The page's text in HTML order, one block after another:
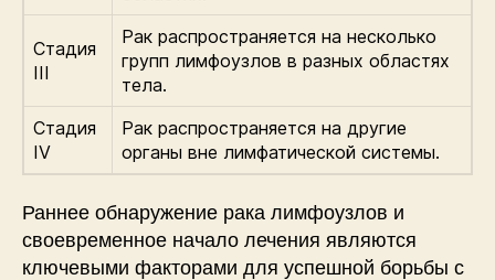
Стадия
III
Рак распространяется на несколько
групп лимфоузлов в разных областях
тела.
Стадия
IV
Рак распространяется на другие
органы вне лимфатической системы.
Раннее обнаружение рака лимфоузлов и
своевременное начало лечения являются
ключевыми факторами для успешной борьбы с